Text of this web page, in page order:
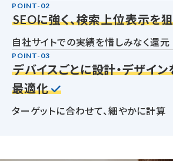
POINT-02
SEOに強く、検索上位表示を
自社サイトでの実績を惜しみなく還元
POINT-03
デバイスごとに設計・デザイン
最適化
ターゲットに合わせて、細やかに計算